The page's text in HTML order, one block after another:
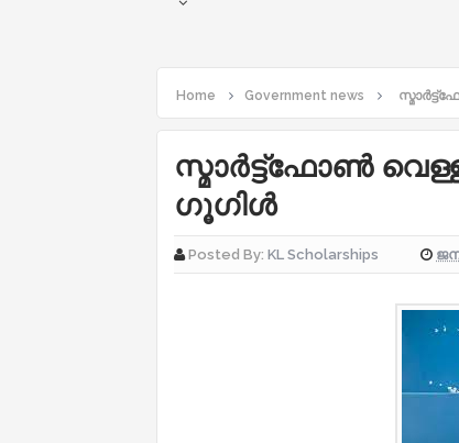
Home Government news
സ്മാർട്ട്ഫോൺ
ഗൂഗിള്‍
Posted By: KL Scholarships